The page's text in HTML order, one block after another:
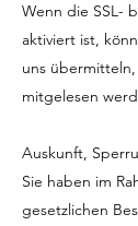
Wenn die SSL-
aktiviert ist,
uns
mitgelesen
Auskunft,
Sie haben im
gesetzlichen